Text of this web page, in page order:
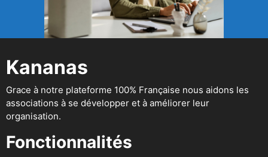
Kananas
Grace à notre plateforme 100% Française nous aidons les
associations à se développer et à améliorer leur
organisation.
Fonctionnalités